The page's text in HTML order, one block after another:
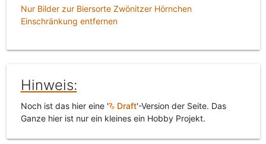
Nur Bilder zur Biersorte Zwönitzer Hörnchen
Einschränkung entfernen
Hinweis:
Noch ist das hier eine ' Draft'-Version der Seite. Das
Ganze hier ist nur ein kleines ein Hobby Projekt.